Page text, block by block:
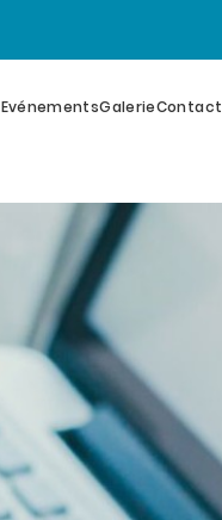
EvénementsGalerieContact